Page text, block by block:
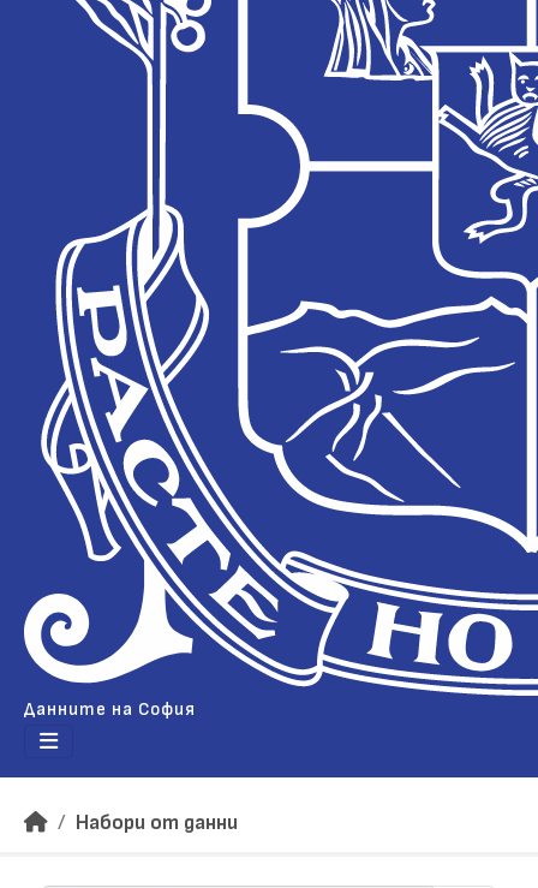
Данните на София
Набори от данни